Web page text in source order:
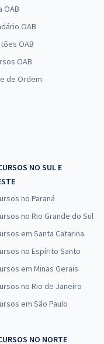
OAB
OAB
OAB
OAB
de Ordem
NO SUL E
no Paraná
no Rio Grande do Sul
em Santa Catarina
no Espírito Santo
em Minas Gerais
no Rio de Janeiro
em São Paulo
NO NORTE